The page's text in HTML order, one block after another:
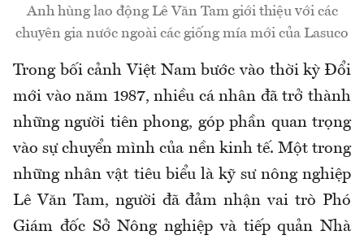
Anh hùng lao động Lê Văn Tam giới thiệu với các
chuyên gia nước ngoài các giống mía mới của Lasuco
Trong bối cảnh Việt Nam bước vào thời kỳ Đổi
mới vào năm 1987, nhiều cá nhân đã trở thành
những người tiên phong, góp phần quan trọng
vào sự chuyển mình của nền kinh tế. Một trong
những nhân vật tiêu biểu là kỹ sư nông nghiệp
Lê Văn Tam, người đã đảm nhận vai trò Phó
Giám đốc Sở Nông nghiệp và tiếp quản Nhà